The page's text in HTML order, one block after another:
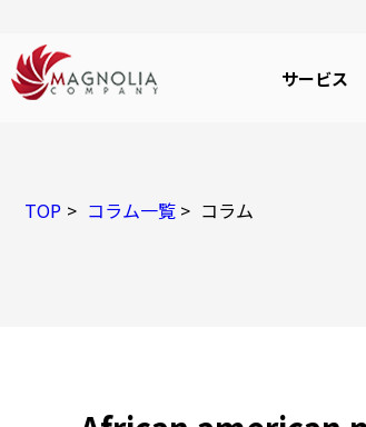
サービス
TOP コラム一覧 コラム